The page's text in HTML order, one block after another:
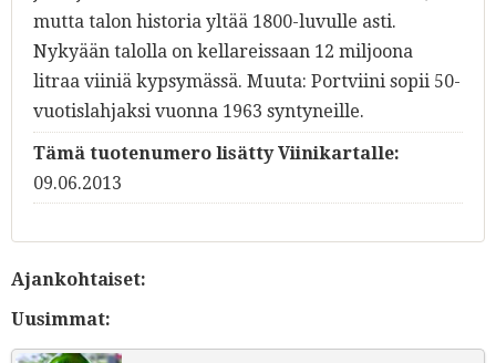
mutta talon historia yltää 1800-luvulle asti.
Nykyään talolla on kellareissaan 12 miljoona
litraa viiniä kypsymässä. Muuta: Portviini sopii 50-
vuotislahjaksi vuonna 1963 syntyneille.
Tämä tuotenumero lisätty Viinikartalle:
09.06.2013
Ajankohtaiset:
Uusimmat: